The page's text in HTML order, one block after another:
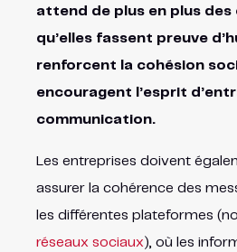
attend de plus en plus
qu’elles fassent preuve
renforcent la cohésion
encouragent l’esprit
communication.
Les entreprises doivent
assurer la cohérence des
les différentes plateformes
réseaux sociaux), où les